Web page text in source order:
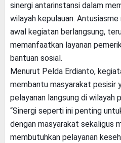
sinergi antarinstansi dalam
wilayah kepulauan.
awal kegiatan berlangsung,
memanfaatkan layanan
bantuan sosial.
Menurut Pelda Erdianto,
membantu masyarakat pesisir
pelayanan langsung di wilayah
“Sinergi seperti ini penting
dengan masyarakat sekaligus
membutuhkan pelayanan